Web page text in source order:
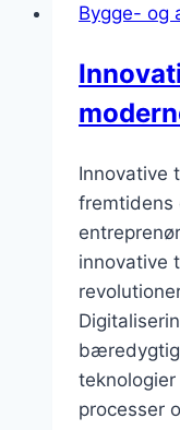
Bygge- og
Innovative
fremtidens
innovative
processer